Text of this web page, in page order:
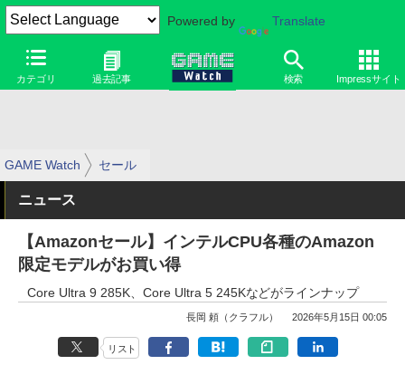
Powered by Translate
カテゴリ 過去記事 検索 Impressサイト
GAME Watch セール
ニュース
【Amazonセール】インテルCPU各種のAmazon
限定モデルがお買い得
Core Ultra 9 285K、Core Ultra 5 245Kなどがラインナップ
長岡 頼（クラフル） 2026年5月15日 00:05
リスト